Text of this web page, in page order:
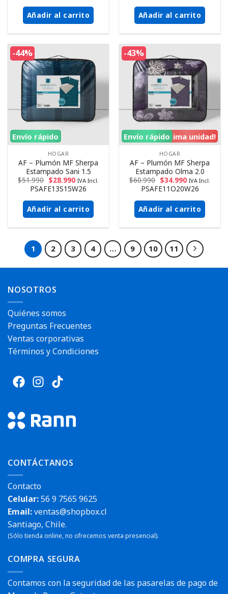
Añadir al carrito Añadir al carrito
-44%
Envío rápido
HOGAR
AF – Plumón MF Sherpa
Estampado Sani 1.5
$51.990 $28.990 IVA Incl.
PSAFE13S15W26
Añadir al carrito
-43%
¡Ultima unidad!
Envío rápido
HOGAR
AF – Plumón MF Sherpa
Estampado Olma 2.0
$60.990 $34.990 IVA Incl.
PSAFE11O20W26
Añadir al carrito
1 2 3 4 … 9 10 11
NOSOTROS
Quiénes somos
Preguntas Frecuentes
Ventas corporativas
Términos y Condiciones
CONTÁCTANOS
Contacto
Celular:56 9 7565 9625
Email:ventas@shopbox.cl
Santiago, Chile.
(Sólo tienda online, no ofrecemos venta presencial).
COMPRA SEGURA
Contamos con la seguridad de las pasarelas de pago de